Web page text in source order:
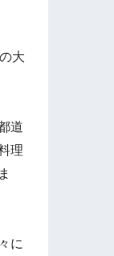
大
道
理
に